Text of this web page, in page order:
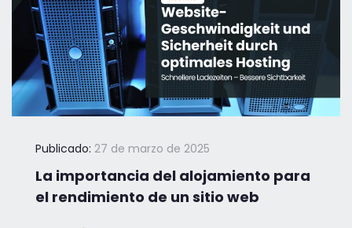
Publicado: 27 de marzo de 2025
La importancia del alojamiento para
el rendimiento de un sitio web